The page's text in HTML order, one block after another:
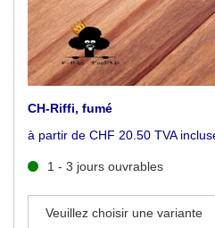
CH-Riffi, fumé
à partir de CHF 20.50 TVA
1 - 3 jours ouvrables